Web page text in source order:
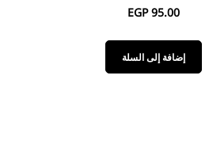
EGP95.00
إضافة إلى السلة